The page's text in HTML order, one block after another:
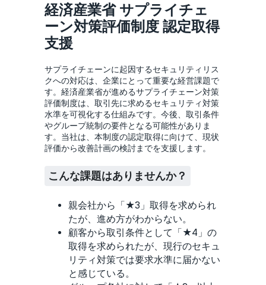
経済産業省 サプライチェ
ーン対策評価制度 認定取得
支援
サプライチェーンに起因するセキュリティリス
クへの対応は、企業にとって重要な経営課題で
す。経済産業省が進めるサプライチェーン対策
評価制度は、取引先に求めるセキュリティ対策
水準を可視化する仕組みです。今後、取引条件
やグループ統制の要件となる可能性がありま
す。当社は、本制度の認定取得に向けて、現状
評価から改善計画の検討までを支援します。
こんな課題はありませんか？
親会社から「★3」取得を求められ
たが、進め方がわからない。
顧客から取引条件として「★4」の
取得を求められたが、現行のセキュ
リティ対策では要求水準に届かない
と感じている。